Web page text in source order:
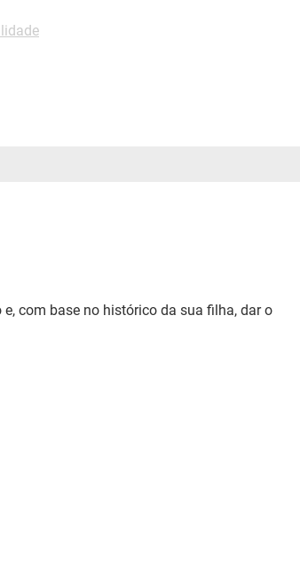
com base no histórico da sua filha, dar o